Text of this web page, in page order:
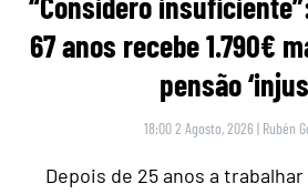
67 anos recebe 1.790€
pensão
18:00 2 Agosto, 2026 | Rubén
Depois de 25 anos a